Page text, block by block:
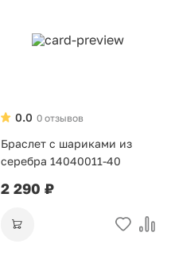
0 отзывов
0.0
Браслет с шариками из
серебра 14040011-40
2 290 ₽